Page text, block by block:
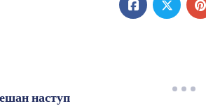
наступ